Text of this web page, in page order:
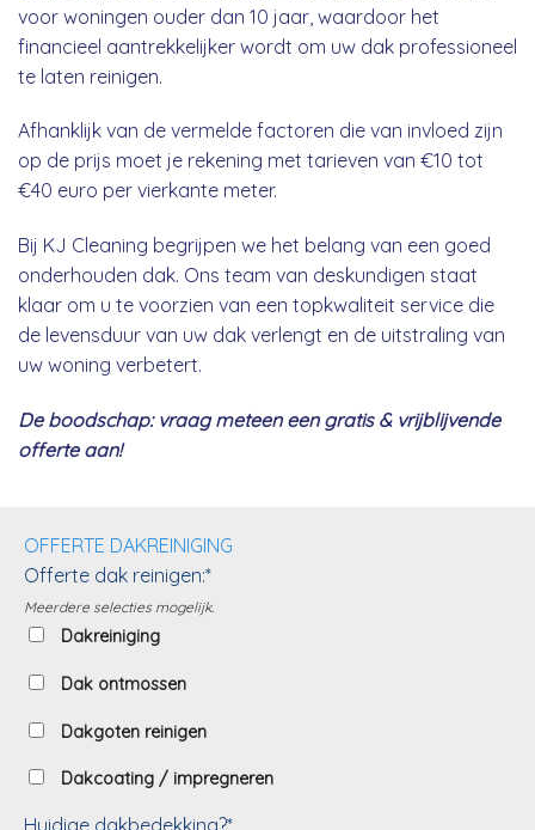
voor woningen ouder dan 10 jaar, waardoor het
financieel aantrekkelijker wordt om uw dak professioneel
te laten reinigen.
Afhanklijk van de vermelde factoren die van invloed zijn
op de prijs moet je rekening met tarieven van €10 tot
€40 euro per vierkante meter.
Bij KJ Cleaning begrijpen we het belang van een goed
onderhouden dak. Ons team van deskundigen staat
klaar om u te voorzien van een topkwaliteit service die
de levensduur van uw dak verlengt en de uitstraling van
uw woning verbetert.
De boodschap: vraag meteen een gratis & vrijblijvende
offerte aan!
OFFERTE DAKREINIGING
Offerte dak reinigen:*
Meerdere selecties mogelijk.
Dakreiniging
Dak ontmossen
Dakgoten reinigen
Dakcoating / impregneren